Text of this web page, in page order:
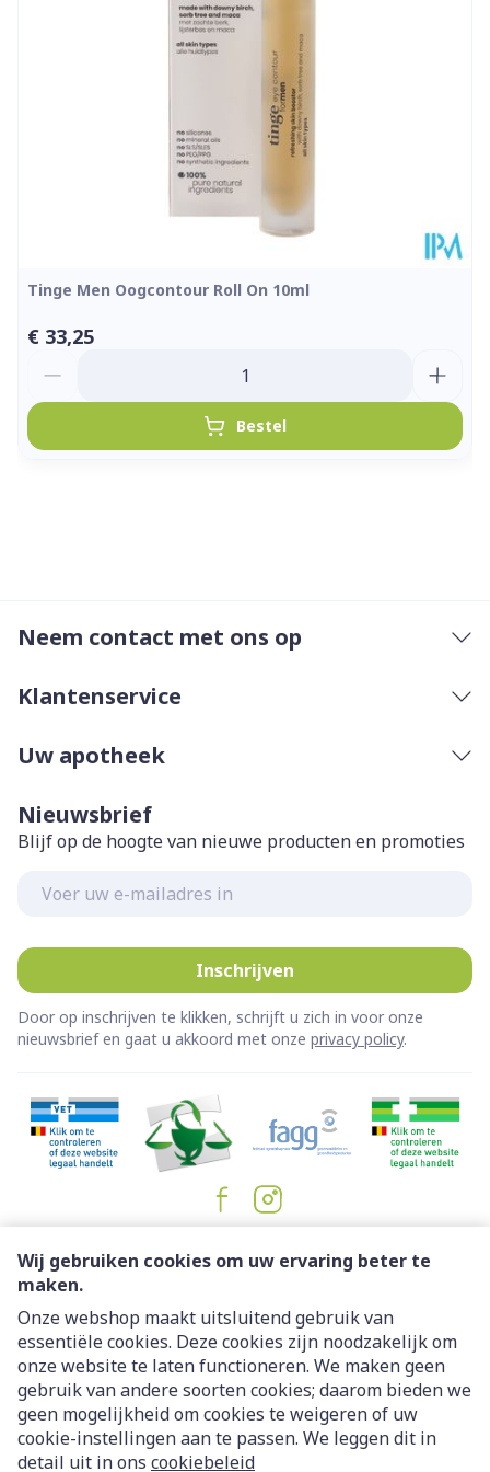
Wij gebruiken cookies om uw ervaring beter te
maken.
Onze webshop maakt uitsluitend gebruik van
essentiële cookies. Deze cookies zijn noodzakelijk om
onze website te laten functioneren. We maken geen
gebruik van andere soorten cookies; daarom bieden we
geen mogelijkheid om cookies te weigeren of uw
cookie-instellingen aan te passen. We leggen dit in
detail uit in ons cookiebeleid
Kamertemperatuur (15°C -
Tinge Men Oogcontour Roll On 10ml
€ 33,25
Bestel
Neem contact met ons op
Klantenservice
Uw apotheek
Nieuwsbrief
Blijf op de hoogte van nieuwe producten en promoties
Inschrijven
Door op inschrijven te klikken, schrijft u zich in voor onze
nieuwsbrief en gaat u akkoord met onze privacy policy.
Juridische links